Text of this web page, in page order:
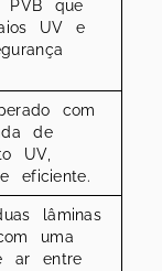
PVB que
UV e
com
de
UV,
eficiente.
lâminas
uma
ar entre